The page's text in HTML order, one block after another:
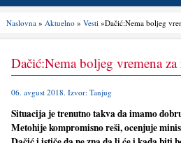
Naslovna» Aktuelno» Vesti»Dačić:Nema bolјeg
Dačić:Nema bolјeg vremena
06. avgust 2018. Izvor: Tanjug
Situacija je trenutno takva da imamo
Metohije kompromisno reši, ocenjuje